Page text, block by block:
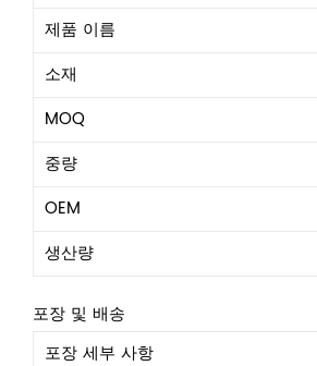
제품 이름
소재
MOQ
중량
OEM
생산량
포장 및 배송
포장 세부 사항